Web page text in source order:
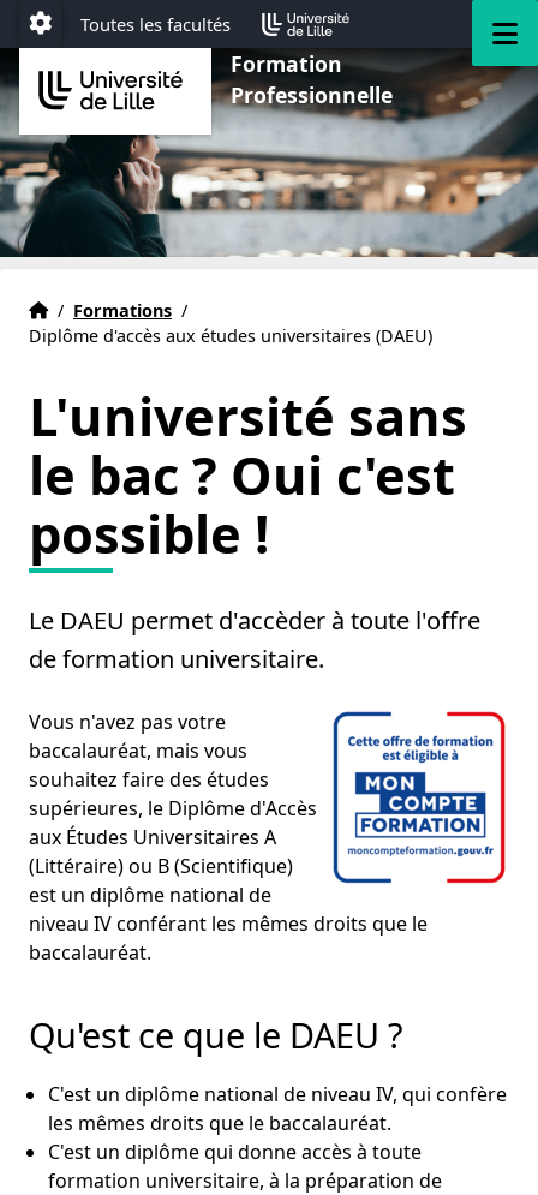
Aller au menu
Aller au contenu
Aller au pied de page
Paramétrage
Toutes les facultés
Formation
Professionnelle
Accueil
Accueil
/ Formations /
Diplôme d'accès aux études universitaires (DAEU)
L'université sans
le bac ? Oui c'est
possible !
Le DAEU permet d'accèder à toute l'offre
de formation universitaire.
Vous n'avez pas votre
baccalauréat, mais vous
souhaitez faire des études
supérieures, le Diplôme d'Accès
aux Études Universitaires A
(Littéraire) ou B (Scientifique)
est un diplôme national de
niveau IV conférant les mêmes droits que le
baccalauréat.
Qu'est ce que le DAEU ?
C'est un diplôme national de niveau IV, qui confère
les mêmes droits que le baccalauréat.
C'est un diplôme qui donne accès à toute
formation universitaire, à la préparation de